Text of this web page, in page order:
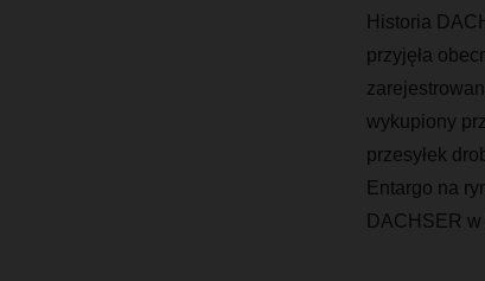
Historia
przyjęła
wykupiony
przesyłek
Entargo na
DACHSER